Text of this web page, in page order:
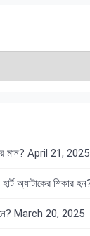
মান? April 21, 2025
অ্যাটাকের শিকার
March 20, 2025